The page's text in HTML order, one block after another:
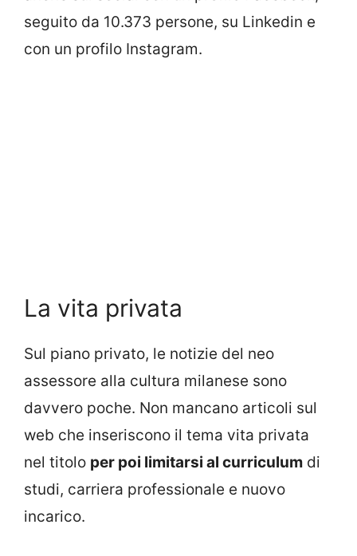
seguito da 10.373 persone, su Linkedin e
con un profilo Instagram.
La vita privata
Sul piano privato, le notizie del neo
assessore alla cultura milanese sono
davvero poche. Non mancano articoli sul
web che inseriscono il tema vita privata
nel titolo per poi limitarsi al curriculum di
studi, carriera professionale e nuovo
incarico.